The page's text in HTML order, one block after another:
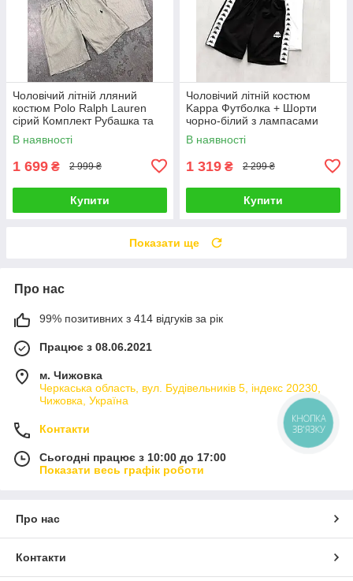
Чоловічий літній лляний
костюм Polo Ralph Lauren
сірий Комплект Рубашка та
Шорти на літо
В наявності
1 699 ₴ 2 999 ₴
Купити
Чоловічий літній костюм
Kappa Футболка + Шорти
чорно-білий з лампасами
Комплект Каппа
В наявності
1 319 ₴ 2 299 ₴
Купити
Показати ще
Про нас
99% позитивних з 414 відгуків за рік
Працює з 08.06.2021
м. Чижовка
Черкаська область, вул. Будівельників 5, індекс 20230,
Чижовка, Україна
Контакти
Сьогодні працює з 10:00 до 17:00
Показати весь графік роботи
Про нас
Контакти
КНОПКА
ЗВ'ЯЗКУ